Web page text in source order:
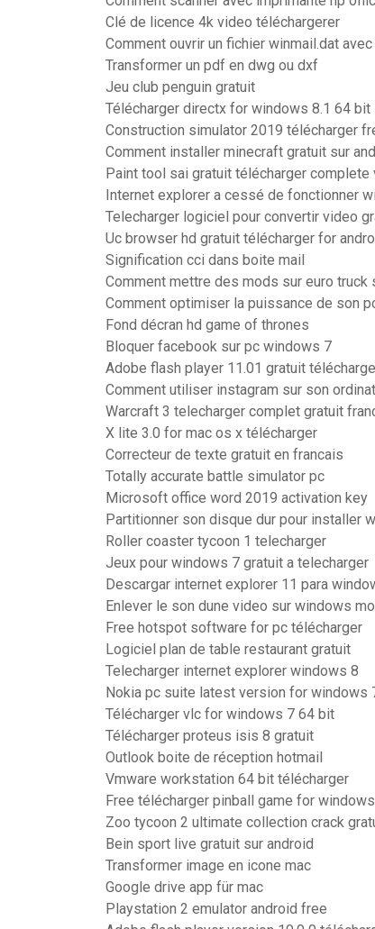
Clé de licence 4k video téléchargerer
Comment ouvrir un fichier winmail.dat
Transformer un pdf en dwg ou dxf
Jeu club penguin gratuit
Télécharger directx for windows 8.1 64 bit
Construction simulator 2019 télécharger
Comment installer minecraft gratuit sur
Paint tool sai gratuit télécharger
Internet explorer a cessé de fonctionner
Telecharger logiciel pour convertir video
Uc browser hd gratuit télécharger for
Signification cci dans boite mail
Comment mettre des mods sur euro truck
Comment optimiser la puissance de son
Fond décran hd game of thrones
Bloquer facebook sur pc windows 7
Adobe flash player 11.01 gratuit
Comment utiliser instagram sur son
Warcraft 3 telecharger complet gratuit
X lite 3.0 for mac os x télécharger
Correcteur de texte gratuit en francais
Totally accurate battle simulator pc
Microsoft office word 2019 activation key
Partitionner son disque dur pour installer
Roller coaster tycoon 1 telecharger
Jeux pour windows 7 gratuit a telecharger
Descargar internet explorer 11 para
Enlever le son dune video sur windows
Free hotspot software for pc télécharger
Logiciel plan de table restaurant gratuit
Telecharger internet explorer windows 8
Nokia pc suite latest version for windows
Télécharger vlc for windows 7 64 bit
Télécharger proteus isis 8 gratuit
Outlook boite de réception hotmail
Vmware workstation 64 bit télécharger
Free télécharger pinball game for
Zoo tycoon 2 ultimate collection crack
Bein sport live gratuit sur android
Transformer image en icone mac
Google drive app für mac
Playstation 2 emulator android free